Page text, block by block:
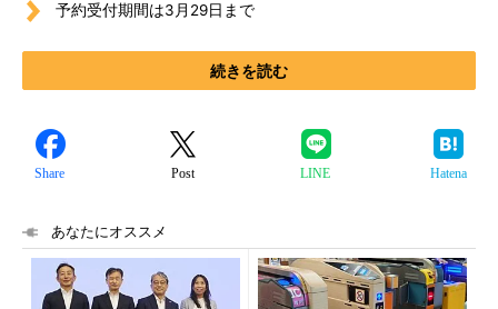
予約受付期間は3月29日まで
続きを読む
Share Post LINE Hatena
あなたにオススメ